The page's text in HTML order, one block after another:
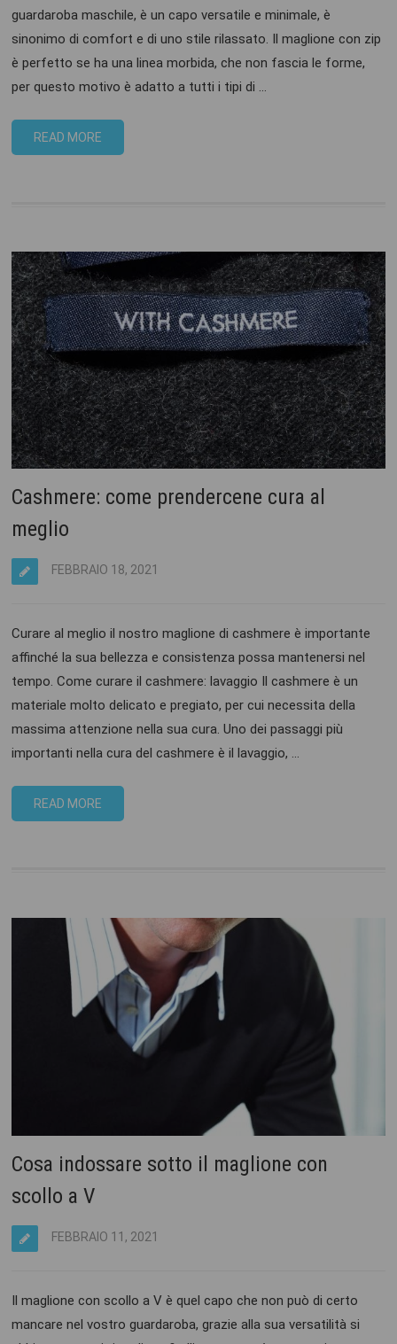
guardaroba maschile, è un capo versatile e minimale, è
sinonimo di comfort e di uno stile rilassato. Il maglione con zip
è perfetto se ha una linea morbida, che non fascia le forme,
per questo motivo è adatto a tutti i tipi di …
READ MORE
Cashmere: come prendercene cura al
meglio
FEBBRAIO 18, 2021
Curare al meglio il nostro maglione di cashmere è importante
affinché la sua bellezza e consistenza possa mantenersi nel
tempo. Come curare il cashmere: lavaggio Il cashmere è un
materiale molto delicato e pregiato, per cui necessita della
massima attenzione nella sua cura. Uno dei passaggi più
importanti nella cura del cashmere è il lavaggio, …
READ MORE
Cosa indossare sotto il maglione con
scollo a V
FEBBRAIO 11, 2021
Il maglione con scollo a V è quel capo che non può di certo
mancare nel vostro guardaroba, grazie alla sua versatilità si